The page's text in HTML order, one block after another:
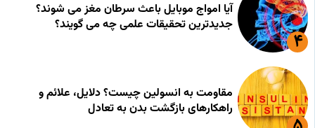
آیا امواج موبایل باعث سرطان مغز می شوند؟
جدیدترین تحقیقات علمی چه می گویند؟
مقاومت به انسولین چیست؟ دلایل، علائم و
راهکارهای بازگشت بدن به تعادل